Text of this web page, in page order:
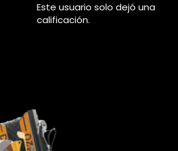
Este usuario solo dejó una
calificación.